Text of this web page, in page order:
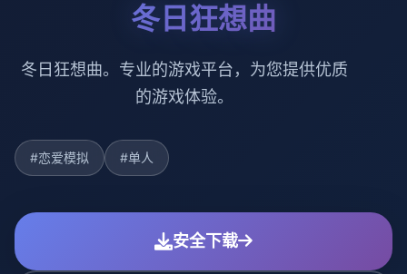
冬日狂想曲
冬日狂想曲。专业的游戏平台，为您提供优质
的游戏体验。
#恋爱模拟 #单人
安全下载